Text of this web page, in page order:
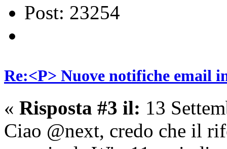
Post: 23254
Re:<P> Nuove notifiche email
« Risposta #3 il: 13
Ciao @next, credo che il